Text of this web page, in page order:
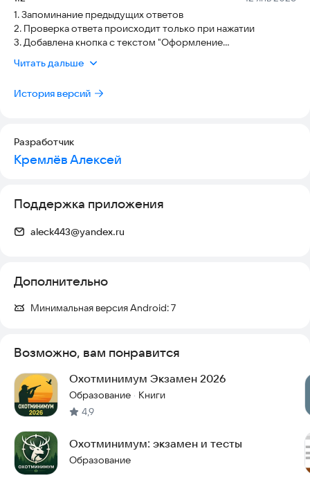
Скачайте «Тест по охотминимуму» и сдайте экзамен
уверенно!
1. Запоминание предыдущих ответов
2. Проверка ответа происходит только при нажатии
3. Добавлена кнопка с текстом "Оформление
4. Цветовая индикация ответов
6. Отслеживание проверенных вопросов в режиме экзамен
Читать дальше
История версий
Разработчик
Кремлёв Алексей
Поддержка приложения
aleck443@yandex.ru
Дополнительно
Минимальная версия Android:7
Возможно, вам понравится
Охотминимум Экзамен 2026
Образование · Книги
4,9
Охотминимум: экзамен и тесты
Образование